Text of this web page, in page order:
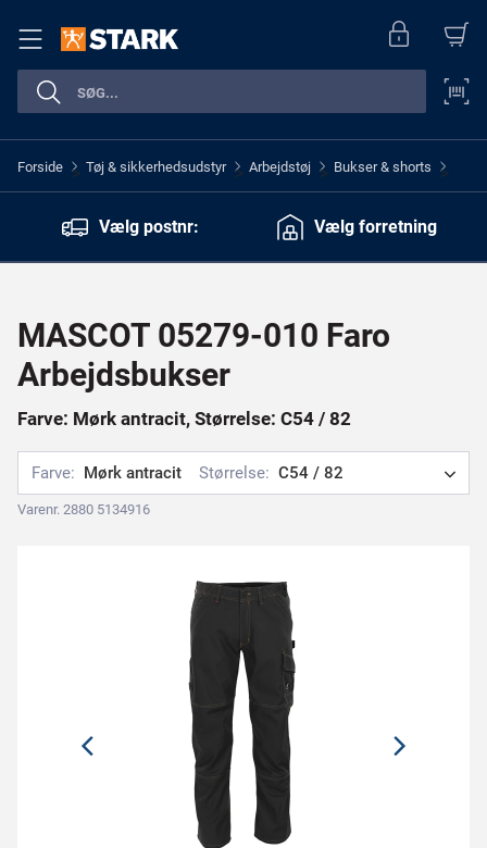
Forside > Tøj & sikkerhedsudstyr > Arbejdstøj > Bukser & shorts >
Vælg postnr: Vælg forretning
MASCOT 05279-010 Faro
Arbejdsbukser
Farve: Mørk antracit, Størrelse: C54 / 82
Farve: Mørk antracit Størrelse: C54 / 82
Varenr. 2880 5134916